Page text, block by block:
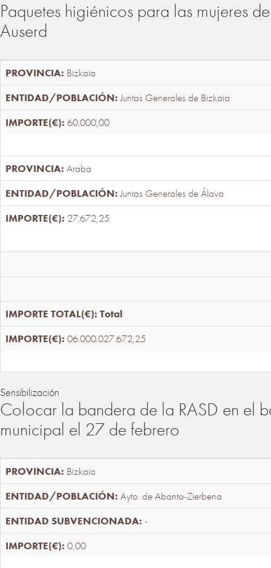
Paquetes higiénicos para las mujeres
Auserd
Bizkaia
Juntas Generales de Bizkaia
60.000,00
Araba
Juntas Generales de Álava
27.672,25
Total:
06.000.027.672,25
Sensibilización
Colocar la bandera de la RASD en el
municipal el 27 de febrero
Bizkaia
Ayto. de Abanto-Zierbena
-
0,00